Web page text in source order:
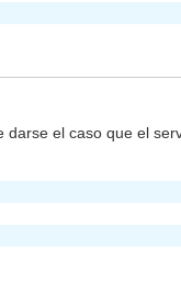
el caso que el